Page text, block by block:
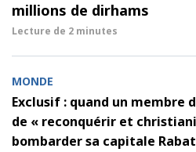
millions de dirhams
Lecture de 2 minutes
MONDE
Exclusif : quand un membre
de « reconquérir et
bombarder sa capitale Rabat